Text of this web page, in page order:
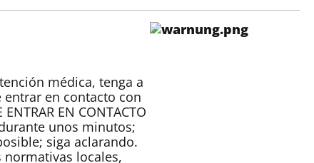
médica, tenga a
en contacto con
EN CONTACTO
unos minutos;
siga aclarando.
locales,